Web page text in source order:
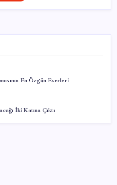
En Özgün Eserleri
İki Katına Çıktı